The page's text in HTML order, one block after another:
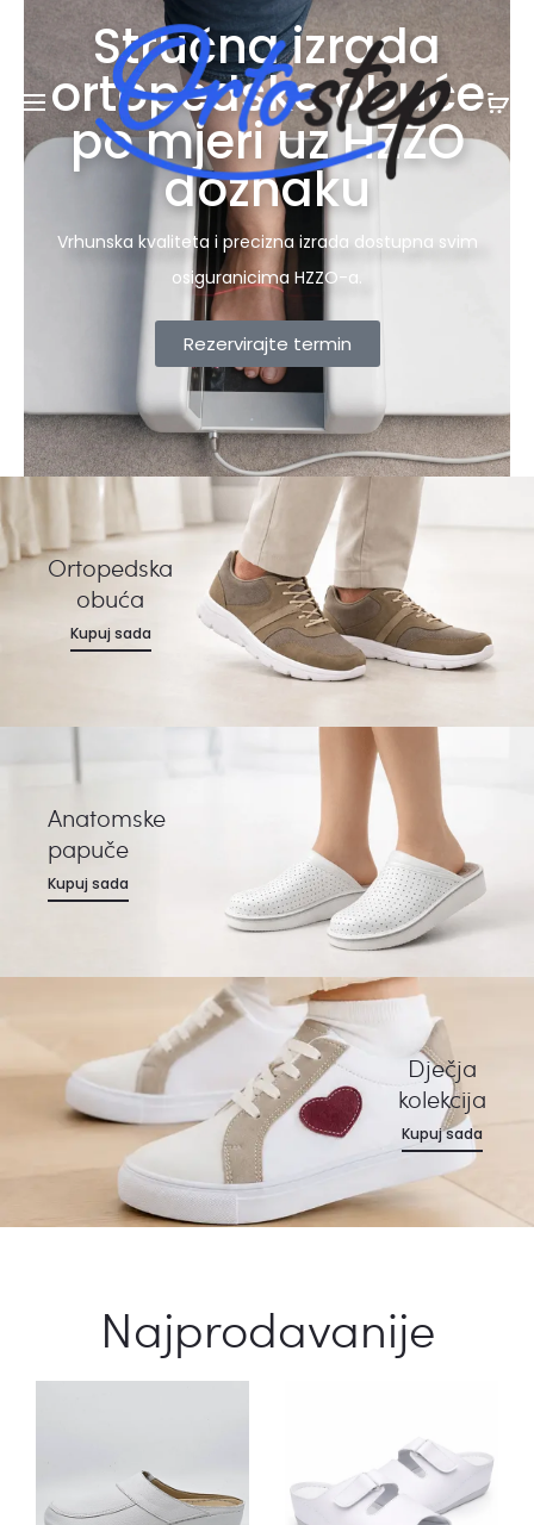
Posebna ljetna pogodnost: 20% POPUSTA
kolekcijuStručna izrada
ortopedske obuće
po mjeri uz HZZO
doznaku
Vrhunska kvaliteta i precizna izrada dostupna svim
osiguranicima HZZO-a.
Rezervirajte termin
Ortopedska
obuća
Kupuj sada
Anatomske
papuče
Kupuj sada
Dječja
kolekcija
Kupuj sada
Najprodavanije